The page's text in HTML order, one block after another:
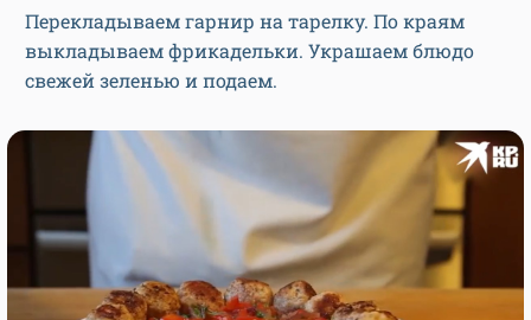
Перекладываем гарнир на тарелку. По краям
выкладываем фрикадельки. Украшаем блюдо
свежей зеленью и подаем.